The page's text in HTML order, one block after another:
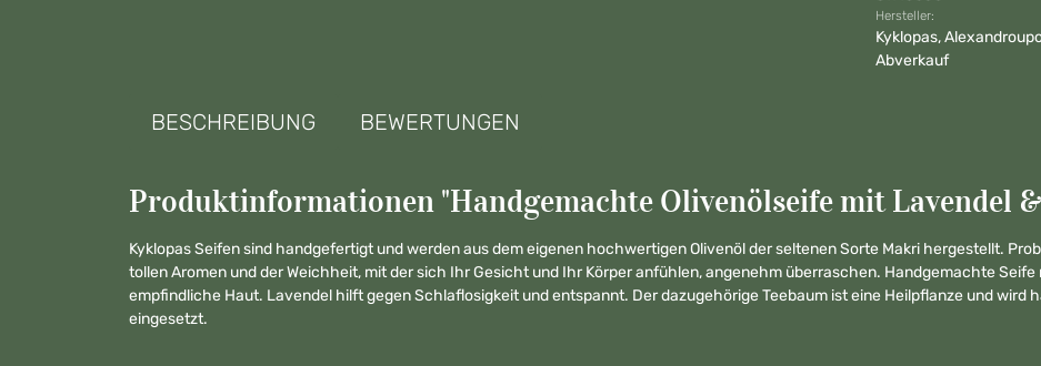
Hersteller:
Kyklopas,
Abverkauf
BESCHREIBUNG BEWERTUNGEN
Produktinformationen "Handgemachte Olivenölseife mit Lavendel &
Kyklopas Seifen sind handgefertigt und werden aus dem eigenen hochwertigen Olivenöl der seltenen Sorte Makri hergestellt.
tollen Aromen und der Weichheit, mit der sich Ihr Gesicht und Ihr Körper anfühlen, angenehm überraschen. Handgemachte
empfindliche Haut. Lavendel hilft gegen Schlaflosigkeit und entspannt. Der dazugehörige Teebaum ist eine Heilpflanze und wird
eingesetzt.